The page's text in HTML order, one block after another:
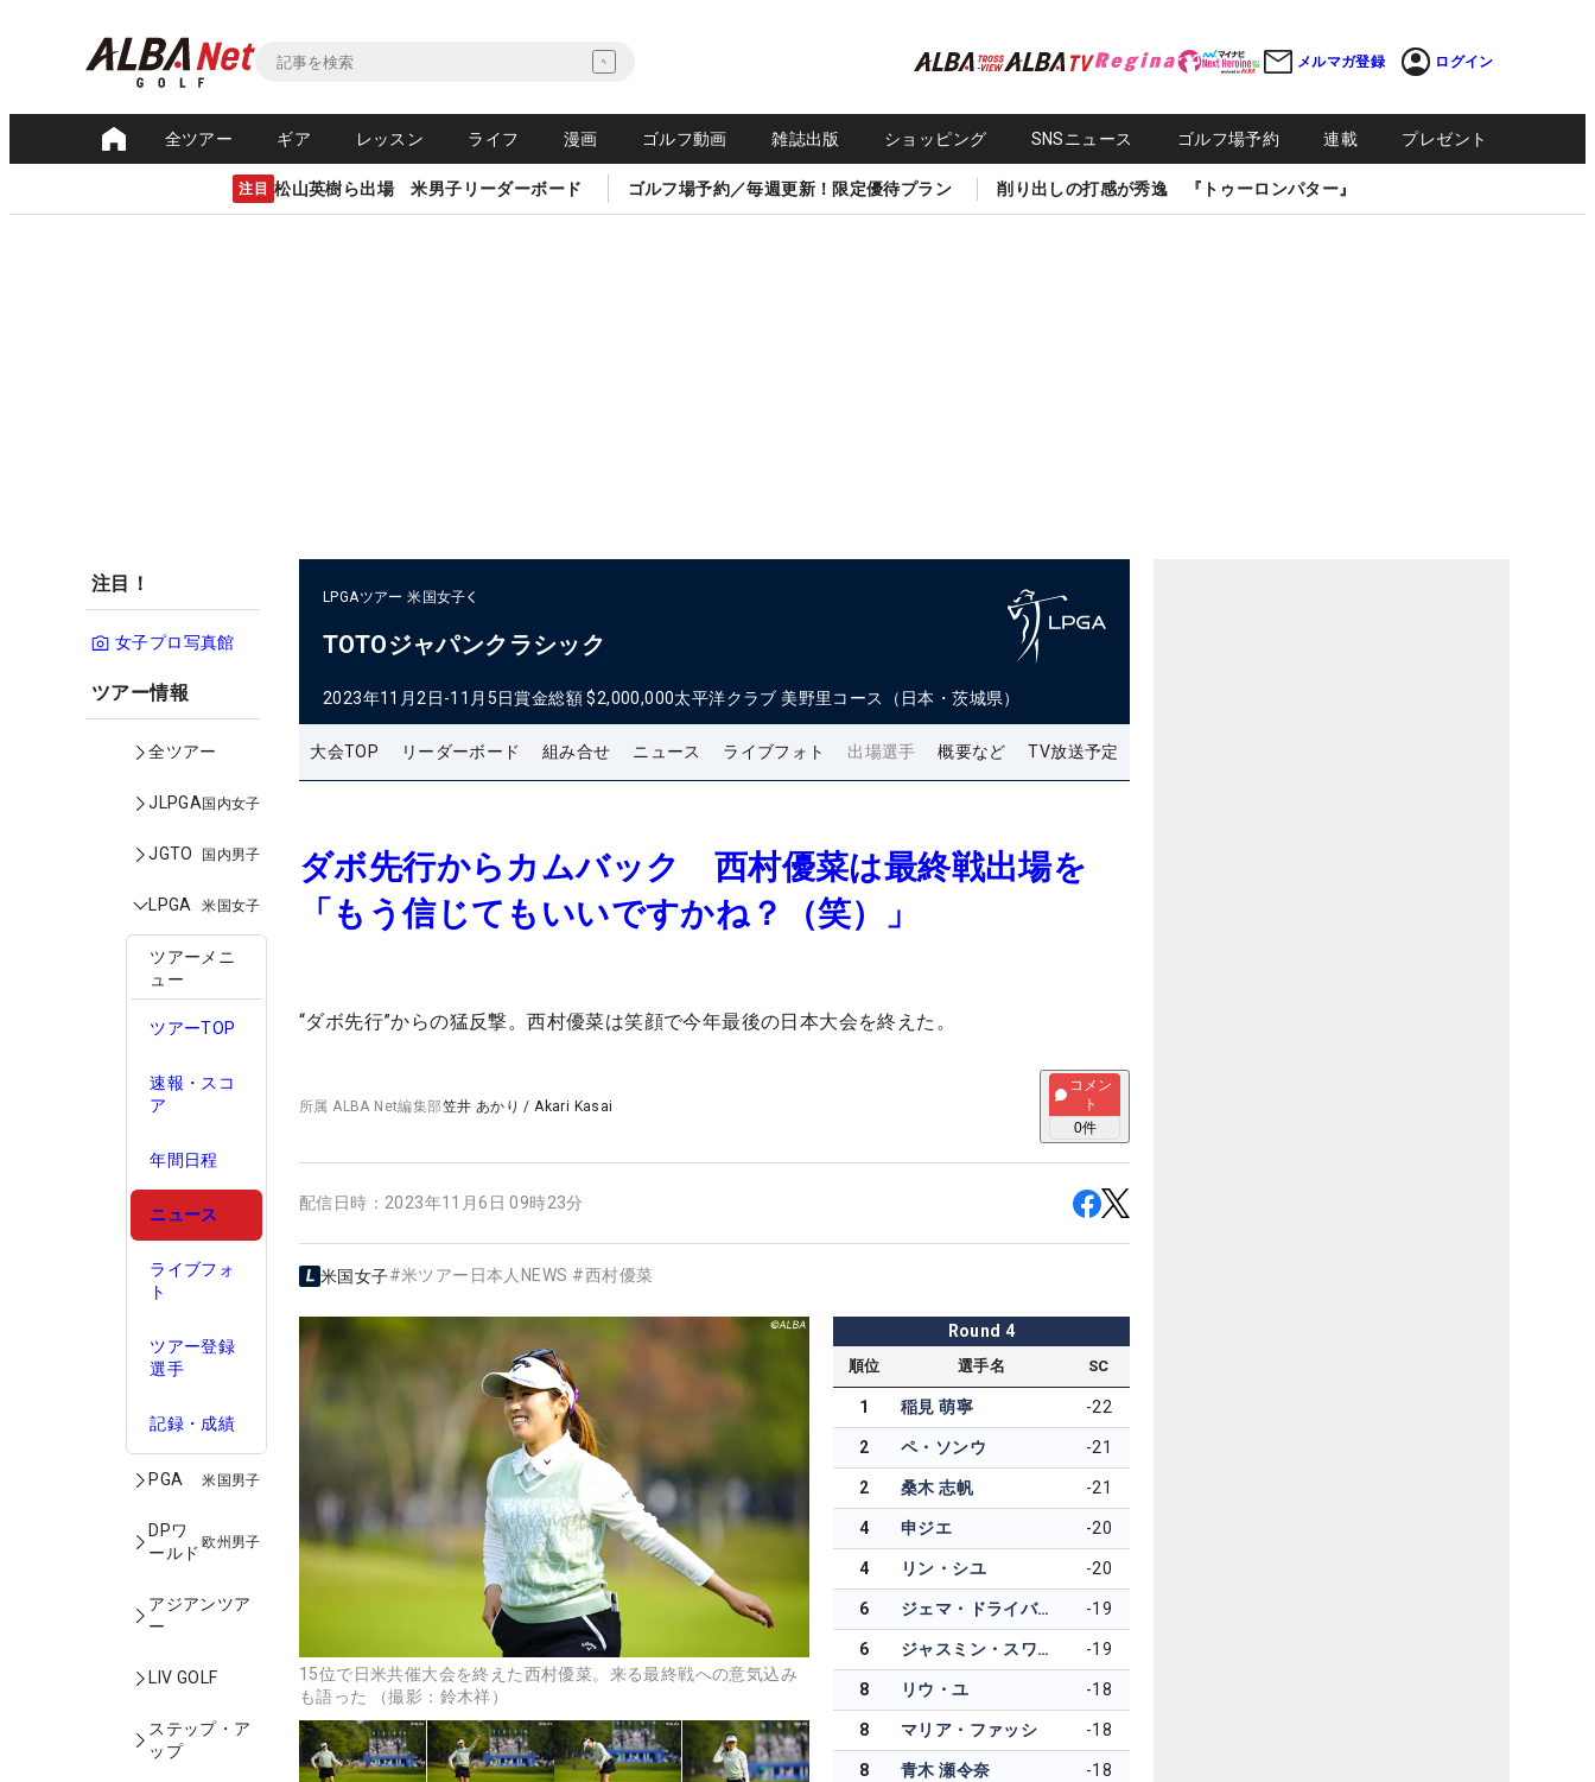
メルマガ登録 ログイン
全ツアー ギア レッスン ライフ 漫画 ゴルフ動画 雑誌出版 ショッピング SNSニュース ゴルフ場予約 連載 プレゼント
注目 松山英樹ら出場 米男子リーダーボード ゴルフ場予約／毎週更新！限定優待プラン 削り出しの打感が秀逸 『トゥーロンパター』
注目！
女子プロ写真館
ツアー情報
全ツアー
JLPGA国内女子
JGTO 国内男子
LPGA 米国女子
ツアーメニ
ュー
ツアーTOP
速報・スコ
ア
年間日程
ニュース
ライブフォ
ト
ツアー登録
選手
記録・成績
PGA 米国男子
DPワ
ールド
欧州男子
アジアンツア
ー
LIV GOLF
ステップ・ア
ップ
LPGAツアー 米国女子
TOTOジャパンクラシック
2023年11月2日-11月5日賞金総額 $2,000,000太平洋クラブ 美野里コース（日本・茨城県）
大会TOP リーダーボード 組み合せ ニュース ライブフォト 出場選手 概要など TV放送予定
ダボ先行からカムバック 西村優菜は最終戦出場を
「もう信じてもいいですかね？（笑）」
“ダボ先行”からの猛反撃。西村優菜は笑顔で今年最後の日本大会を終えた。
所属ALBA Net編集部笠井 あかり /Akari Kasai
コメン
ト
0件
配信日時： 2023年11月6日 09時23分
米国女子#米ツアー日本人NEWS #西村優菜
15位で日米共催大会を終えた西村優菜。来る最終戦への意気込み
も語った （撮影：鈴木祥）
Round 4
順位 選手名 SC
1 稲見 萌寧 -22
2 ペ・ソンウ -21
2 桑木 志帆 -21
4 申ジエ -20
4 リン・シユ -20
6 ジェマ・ドライバーグ -19
6 ジャスミン・スワンナプーラ -19
8 リウ・ユ -18
8 マリア・ファッシ -18
8 青木 瀬令奈 -18